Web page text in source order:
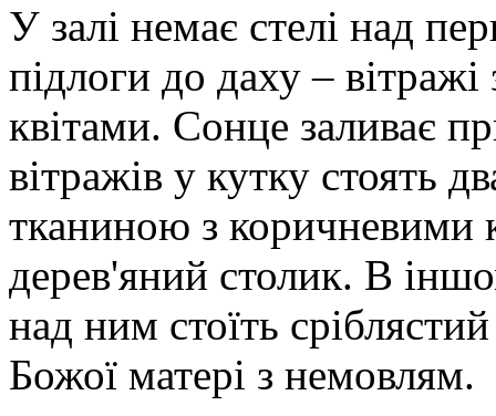
У залі немає стелі над
підлоги до даху –
квітами. Сонце заливає
вітражів у кутку стоять
тканиною з коричневими
дерев'яний столик. В
над ним стоїть
Божої матері з ­немовлям.